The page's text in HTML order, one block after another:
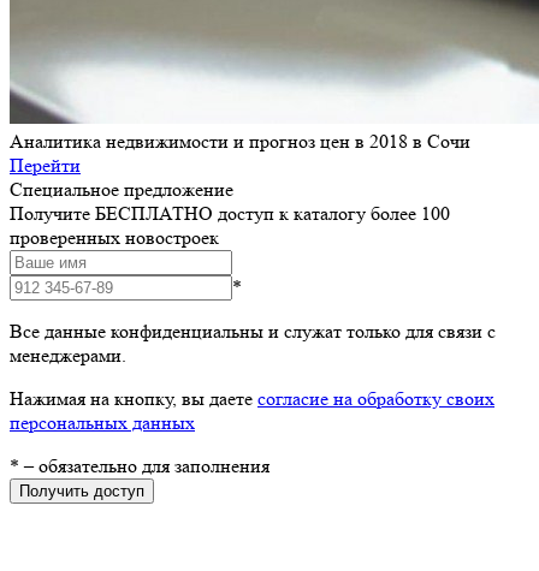
Аналитика недвижимости и прогноз цен в 2018 в Сочи
Перейти
Специальное предложение
Получите БЕСПЛАТНО доступ к каталогу более 100
проверенных новостроек
*
Все данные конфиденциальны и служат только для связи с
менеджерами.
Нажимая на кнопку, вы даете согласие на обработку своих
персональных данных
* – обязательно для заполнения
Получить доступ